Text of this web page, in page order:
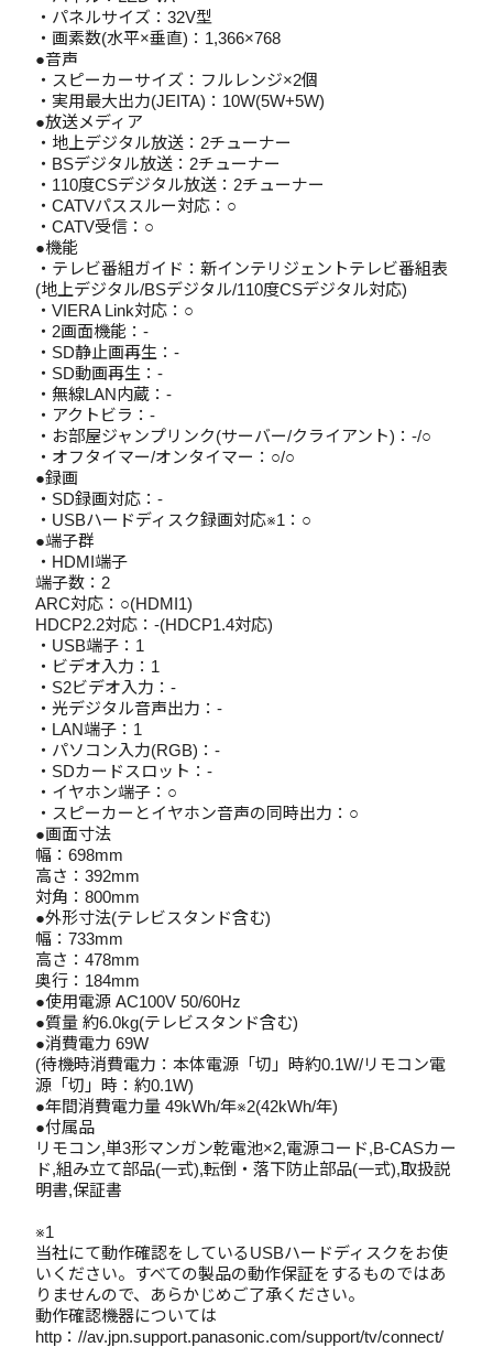
・パネルサイズ：32V型
・画素数(水平×垂直)：1,366×768
●音声
・スピーカーサイズ：フルレンジ×2個
・実用最大出力(JEITA)：10W(5W+5W)
●放送メディア
・地上デジタル放送：2チューナー
・BSデジタル放送：2チューナー
・110度CSデジタル放送：2チューナー
・CATVパススルー対応：○
・CATV受信：○
●機能
・テレビ番組ガイド：新インテリジェントテレビ番組表
(地上デジタル/BSデジタル/110度CSデジタル対応)
・VIERA Link対応：○
・2画面機能：-
・SD静止画再生：-
・SD動画再生：-
・無線LAN内蔵：-
・アクトビラ：-
・お部屋ジャンプリンク(サーバー/クライアント)：-/○
・オフタイマー/オンタイマー：○/○
●録画
・SD録画対応：-
・USBハードディスク録画対応※1：○
●端子群
・HDMI端子
端子数：2
ARC対応：○(HDMI1)
HDCP2.2対応：-(HDCP1.4対応)
・USB端子：1
・ビデオ入力：1
・S2ビデオ入力：-
・光デジタル音声出力：-
・LAN端子：1
・パソコン入力(RGB)：-
・SDカードスロット：-
・イヤホン端子：○
・スピーカーとイヤホン音声の同時出力：○
●画面寸法
幅：698mm
高さ：392mm
対角：800mm
●外形寸法(テレビスタンド含む)
幅：733mm
高さ：478mm
奥行：184mm
●使用電源 AC100V 50/60Hz
●質量 約6.0kg(テレビスタンド含む)
●消費電力 69W
(待機時消費電力：本体電源「切」時約0.1W/リモコン電
源「切」時：約0.1W)
●年間消費電力量 49kWh/年※2(42kWh/年)
●付属品
リモコン,単3形マンガン乾電池×2,電源コード,B-CASカー
ド,組み立て部品(一式),転倒・落下防止部品(一式),取扱説
明書,保証書
※1
当社にて動作確認をしているUSBハードディスクをお使
いください。すべての製品の動作保証をするものではあ
りませんので、あらかじめご了承ください。
動作確認機器については
http：//av.jpn.support.panasonic.com/support/tv/connect/